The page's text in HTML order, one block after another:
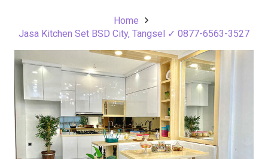
Home
Jasa Kitchen Set BSD City, Tangsel ✓ 0877-6563-3527